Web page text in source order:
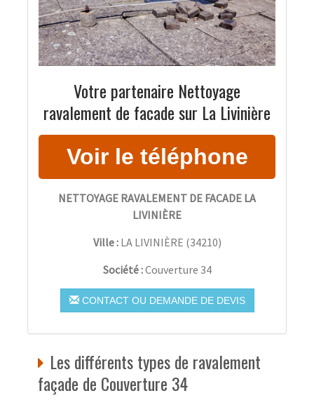
Votre partenaire Nettoyage
ravalement de facade sur La Livinière
NETTOYAGE RAVALEMENT DE FACADE LA
LIVINIÈRE
Ville : LA LIVINIÈRE (34210)
Société :Couverture 34
CONTACT OU DEMANDE DE DEVIS
Les différents types de ravalement
façade de Couverture 34